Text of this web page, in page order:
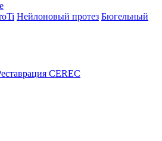
Нейлоновый протез Бюгельный
CEREC